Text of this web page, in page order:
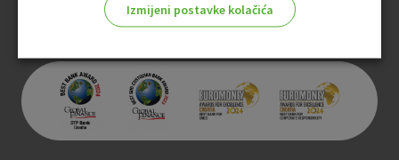
Izmijeni postavke kolačića